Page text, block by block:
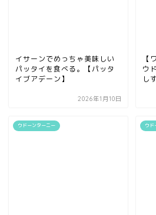
イサーンでめっちゃ美味しい
パッタイを食べる。【パッタ
イブアデーン】
2026年1月10日
【
ウ
し
ウドーンターニー ウド